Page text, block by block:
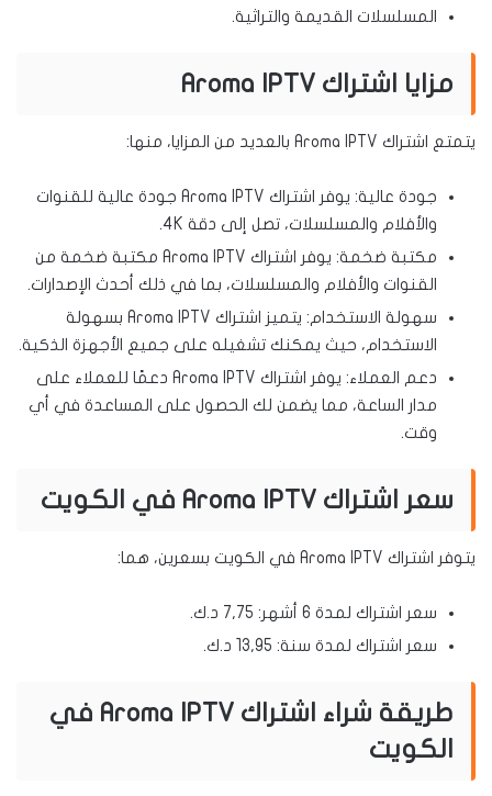
المسلسلات القديمة والتراثية.
مزايا اشتراك Aroma IPTV
يتمتع اشتراك Aroma IPTV بالعديد من المزايا، منها:
جودة عالية: يوفر اشتراك Aroma IPTV جودة عالية للقنوات
والأفلام والمسلسلات، تصل إلى دقة 4K.
مكتبة ضخمة: يوفر اشتراك Aroma IPTV مكتبة ضخمة من
القنوات والأفلام والمسلسلات، بما في ذلك أحدث الإصدارات.
سهولة الاستخدام: يتميز اشتراك Aroma IPTV بسهولة
الاستخدام، حيث يمكنك تشغيله على جميع الأجهزة الذكية.
دعم العملاء: يوفر اشتراك Aroma IPTV دعمًا للعملاء على
مدار الساعة، مما يضمن لك الحصول على المساعدة في أي
وقت.
سعر اشتراك Aroma IPTV في الكويت
يتوفر اشتراك Aroma IPTV في الكويت بسعرين، هما:
سعر اشتراك لمدة 6 أشهر: 7,75 د.ك.
سعر اشتراك لمدة سنة: 13,95 د.ك.
طريقة شراء اشتراك Aroma IPTV في
الكويت